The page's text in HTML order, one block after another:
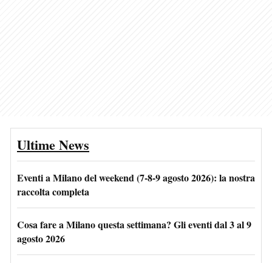
Ultime News
Eventi a Milano del weekend (7-8-9 agosto 2026): la nostra
raccolta completa
Cosa fare a Milano questa settimana? Gli eventi dal 3 al 9
agosto 2026